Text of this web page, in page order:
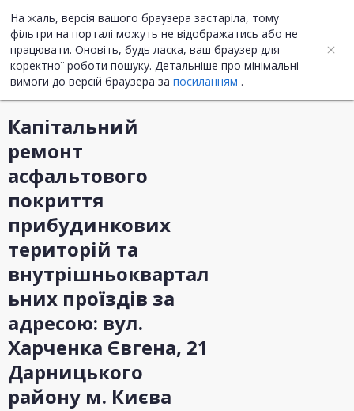
На жаль, версія вашого браузера застаріла, тому
фільтри на порталі можуть не відображатись або не
працювати. Оновіть, будь ласка, ваш браузер для
коректної роботи пошуку. Детальніше про мінімальні
вимоги до версій браузера за посиланням .
UA ENG
Інформація про закупівлю
Капітальний
ремонт
асфальтового
покриття
прибудинкових
територій та
внутрішньоквартал
ьних проїздів за
адресою: вул.
Харченка Євгена, 21
Дарницького
району м. Києва